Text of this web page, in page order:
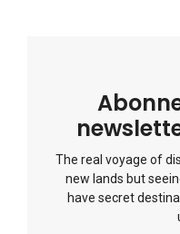
The real voyage of
new lands but
have secret